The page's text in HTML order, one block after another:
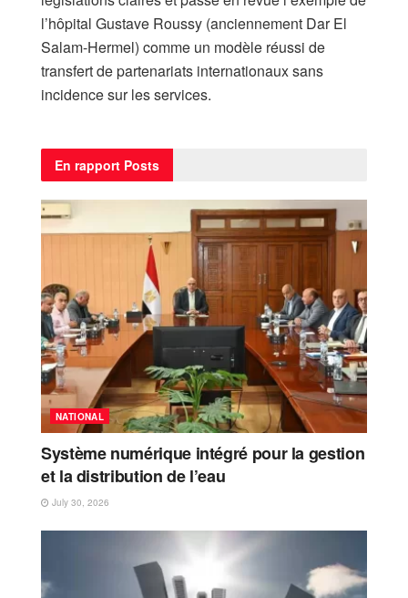
l’hôpital Gustave Roussy (anciennement Dar El
Salam-Hermel) comme un modèle réussi de
transfert de partenariats internationaux sans
incidence sur les services.
En rapport Posts
NATIONAL
Système numérique intégré pour la gestion
et la distribution de l’eau
July 30, 2026